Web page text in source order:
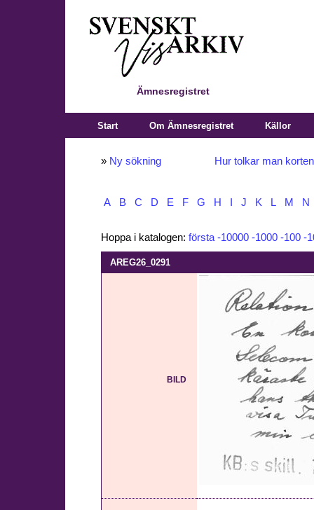
Ämnesregistret
Start Om Ämnesregistret Källor
» Ny sökning Hur tolkar man
A B C D E F G H J K L M N
Hoppa i katalogen: första -10000 -1000 -100 -
AREG26_0291
BILD